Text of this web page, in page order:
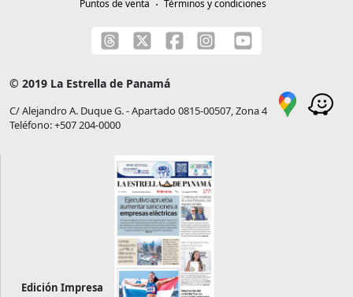
Puntos de venta
Términos y condiciones
© 2019 La Estrella de Panamá
C/ Alejandro A. Duque G. - Apartado 0815-00507, Zona 4
Teléfono: +507 204-0000
Edición Impresa